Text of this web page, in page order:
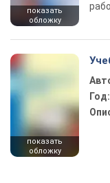
показать
обложку
показать
обложку
Год: